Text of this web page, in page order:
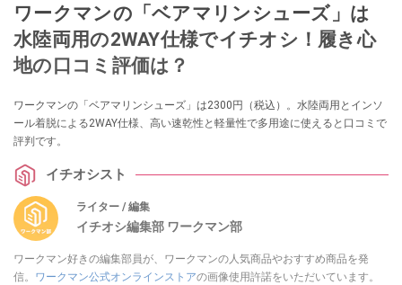
ワークマンの「ベアマリンシューズ」は
水陸両用の2WAY仕様でイチオシ！履き心
地の口コミ評価は？
ワークマンの「ベアマリンシューズ」は2300円（税込）。水陸両用とインソ
ール着脱による2WAY仕様、高い速乾性と軽量性で多用途に使えると口コミで
評判です。
イチオシスト
ライター / 編集
イチオシ編集部 ワークマン部
ワークマン好きの編集部員が、ワークマンの人気商品やおすすめ商品を発
信。 ワークマン公式オンラインストアの画像使用許諾をいただいています。